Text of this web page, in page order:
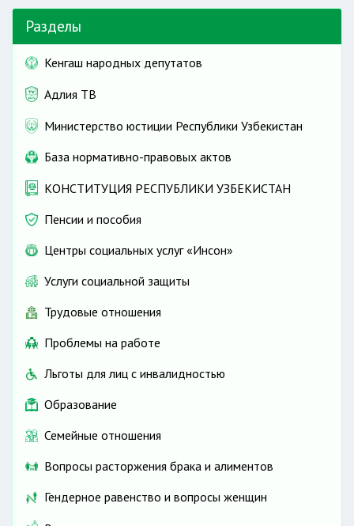
Разделы
Кенгаш народных депутатов
Адлия ТВ
Министерство юстиции Республики Узбекистан
База нормативно-правовых актов
КОНСТИТУЦИЯ РЕСПУБЛИКИ УЗБЕКИСТАН
Пенсии и пособия
Центры социальных услуг «Инсон»
Услуги социальной защиты
Трудовые отношения
Проблемы на работе
Льготы для лиц с инвалидностью
Образование
Семейные отношения
Вопросы расторжения брака и алиментов
Гендерное равенство и вопросы женщин